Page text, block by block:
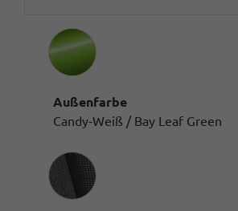
Außenfarbe
Candy-Weiß / Bay Leaf Green
Innenausstattung